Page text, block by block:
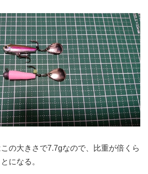
の大きさで7.7gなので、比重が倍くら
になる。